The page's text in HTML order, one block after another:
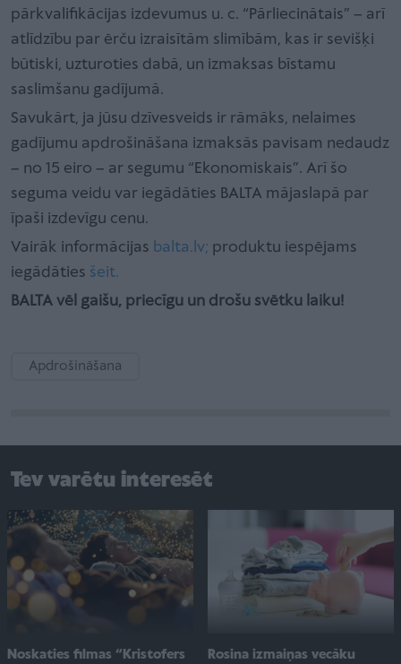
pārkvalifikācijas izdevumus u. c. “Pārliecinātais” – arī
atlīdzību par ērču izraisītām slimībām, kas ir sevišķi
būtiski, uzturoties dabā, un izmaksas bīstamu
saslimšanu gadījumā.
Savukārt, ja jūsu dzīvesveids ir rāmāks, nelaimes
gadījumu apdrošināšana izmaksās pavisam nedaudz
– no 15 eiro – ar segumu “Ekonomiskais”. Arī šo
seguma veidu var iegādāties BALTA mājaslapā par
īpaši izdevīgu cenu.
Vairāk informācijas balta.lv; produktu iespējams
iegādāties šeit.
BALTA vēl gaišu, priecīgu un drošu svētku laiku!
Apdrošināšana
Tev varētu interesēt
Noskaties filmas “Kristofers
Rosina izmaiņas vecāku